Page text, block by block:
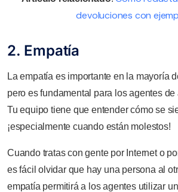
devoluciones con
2. Empatía
La empatía es importante en la mayoría
pero es fundamental para los agentes
Tu equipo tiene que entender cómo se
¡especialmente cuando están molestos!
Cuando tratas con gente por Internet o
es fácil olvidar que hay una persona al
empatía permitirá a los agentes utilizar